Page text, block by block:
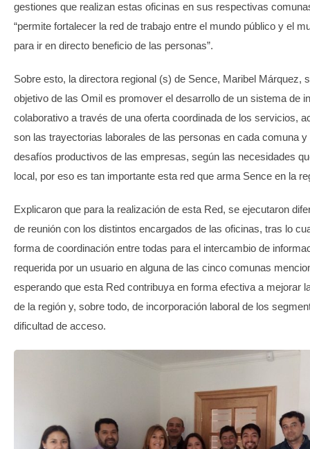
gestiones que realizan estas oficinas en sus respectivas
“permite fortalecer la red de trabajo entre el mundo público y el
para ir en directo beneficio de las personas”.
Sobre esto, la directora regional (s) de Sence, Maribel Márquez,
objetivo de las Omil es promover el desarrollo de un sistema de
colaborativo a través de una oferta coordinada de los servicios,
son las trayectorias laborales de las personas en cada comuna y
desafíos productivos de las empresas, según las necesidades
local, por eso es tan importante esta red que arma Sence en la
Explicaron que para la realización de esta Red, se ejecutaron
de reunión con los distintos encargados de las oficinas, tras lo
forma de coordinación entre todas para el intercambio de
requerida por un usuario en alguna de las cinco comunas
esperando que esta Red contribuya en forma efectiva a mejorar
de la región y, sobre todo, de incorporación laboral de los
dificultad de acceso.